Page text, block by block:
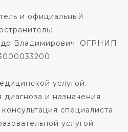
и официальный
Владимирович. ОГРНИП
услугой.
диагноза и назначения
специалиста.
услугой